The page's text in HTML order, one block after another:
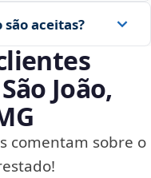
aceitas?
João,
comentam sobre o